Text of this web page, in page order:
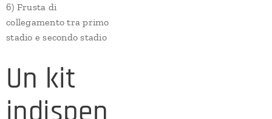
6) Frusta di
collegamento tra primo
stadio e secondo stadio
Un kit